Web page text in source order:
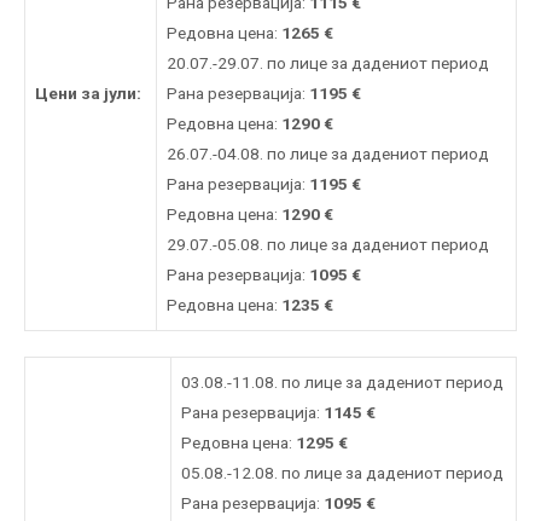
Цени за јули:
Редовна цена: 1265 €
20.07.-29.07. по лице за дадениот период
Рана резервација: 1195 €
Редовна цена: 1290 €
26.07.-04.08. по лице за дадениот период
Рана резервација: 1195 €
Редовна цена: 1290 €
29.07.-05.08. по лице за дадениот период
Рана резервација: 1095 €
Редовна цена: 1235 €
03.08.-11.08. по лице за дадениот период
Рана резервација: 1145 €
Редовна цена: 1295 €
05.08.-12.08. по лице за дадениот период
Рана резервација: 1095 €